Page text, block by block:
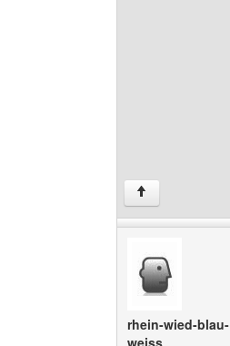
↑
rhein-wied-blau-
weiss